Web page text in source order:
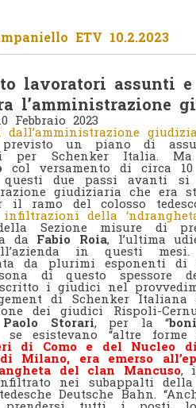
ETV 10.2.2023
lavoratori assunti
l’amministrazione
Febbraio 2023
dall’amministrazione
un piano di
per Schenker Italia.
col versamento di circa
due passi avanti si
giudiziaria che era
il ramo del colosso
infiltrazioni della
Sezione misure di
da Fabio Roia, l’ultima
in questi mesi.
da plurimi esponenti
di questo spessore
i giudici nel
di Schenker Italiana
dei giudici Rispoli-
Paolo Storari, per la “
se esistevano “altre
di Como e del Nucleo
Milano, era emerso
del clan Mancuso,
nei subappalti
Deutsche Bahn.